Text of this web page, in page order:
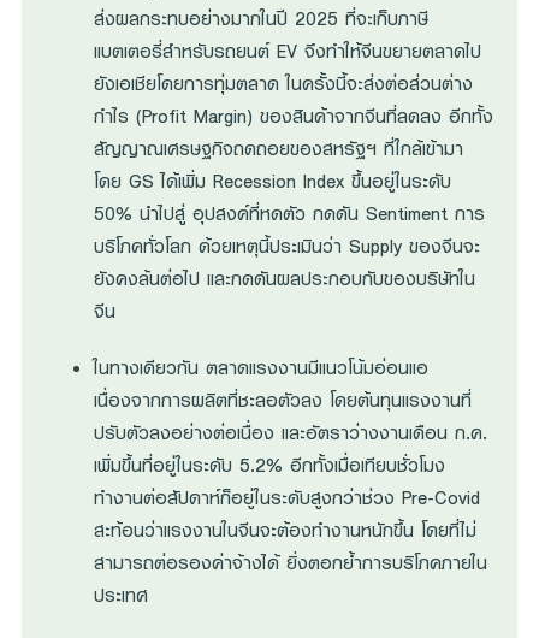
ส่งผลกระทบอย่างมากในปี 2025 ที่จะเก็บภาษี
แบตเตอรี่สำหรับรถยนต์ EV จึงทำให้จีนขยายตลาดไป
ยังเอเชียโดยการทุ่มตลาด ในครั้งนี้จะส่งต่อส่วนต่าง
กำไร (Profit Margin) ของสินค้าจากจีนที่ลดลง อีกทั้ง
สัญญาณเศรษฐกิจถดถอยของสหรัฐฯ ที่ใกล้เข้ามา
โดย GS ได้เพิ่ม Recession Index ขึ้นอยู่ในระดับ
50% นำไปสู่ อุปสงค์ที่หดตัว กดดัน Sentiment การ
บริโภคทั่วโลก ด้วยเหตุนี้ประเมินว่า Supply ของจีนจะ
ยังคงล้นต่อไป และกดดันผลประกอบกับของบริษัทใน
จีน
ในทางเดียวกัน ตลาดแรงงานมีแนวโน้มอ่อนแอ
เนื่องจากการผลิตที่ชะลอตัวลง โดยต้นทุนแรงงานที่
ปรับตัวลงอย่างต่อเนื่อง และอัตราว่างงานเดือน ก.ค.
เพิ่มขึ้นที่อยู่ในระดับ 5.2% อีกทั้งเมื่อเทียบชั่วโมง
ทำงานต่อสัปดาห์ก็อยู่ในระดับสูงกว่าช่วง Pre-Covid
สะท้อนว่าแรงงานในจีนจะต้องทำงานหนักขึ้น โดยที่ไม่
สามารถต่อรองค่าจ้างได้ ยิ่งตอกย้ำการบริโภคภายใน
ประเทศ